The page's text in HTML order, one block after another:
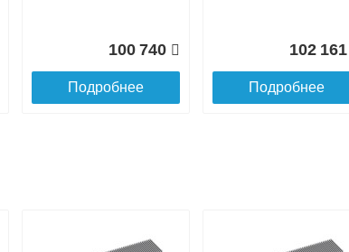
100 740
Подробнее
102 161
Подробнее